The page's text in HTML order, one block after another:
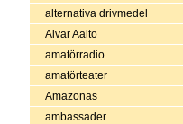
alternativa drivmedel
Alvar Aalto
amatörradio
amatörteater
Amazonas
ambassader